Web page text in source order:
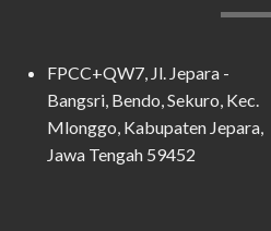
FPCC+QW7, Jl. Jepara -
Bangsri, Bendo, Sekuro, Kec.
Mlonggo, Kabupaten Jepara,
Jawa Tengah 59452